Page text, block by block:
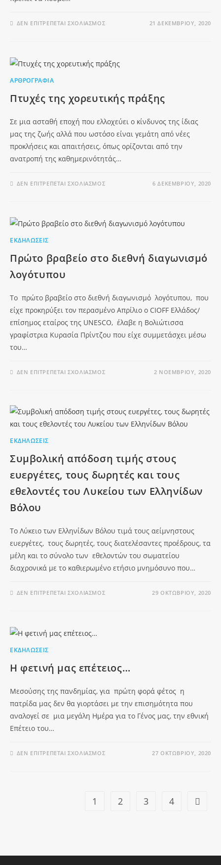
ΔΕΝ ΕΠΙΤΡΈΠΕΤΑΙ ΣΧΟΛΙΑΣΜΌΣ 21 ΔΕΚΕΜΒΡΊΟΥ, 2020
ΑΡΘΡΟΓΡΑΦΊΑ
Πτυχές της χορευτικής πράξης
Σε μια ασταθή εποχή που ελλοχεύει ο κίνδυνος της ίδιας
μας της ζωής αλλά που ωστόσο είναι γεμάτη από νέες
προκλήσεις και απαιτήσεις, όπως ορίζονται από την
ανατροπή της καθημερινότητάς…
ΔΕΝ ΕΠΙΤΡΈΠΕΤΑΙ ΣΧΟΛΙΑΣΜΌΣ 6 ΔΕΚΕΜΒΡΊΟΥ, 2020
ΕΚΔΗΛΏΣΕΙΣ
Πρώτο βραβείο στο διεθνή διαγωνισμό
λογότυπου
To πρώτο βραβείο στο διεθνή διαγωνισμό λογότυπου, που
είχε προκηρύξει τον περασμένο Απρίλιο ο CIOFF Ελλάδος/
επίσημος εταίρος της UNESCO, έλαβε η Βολιώτισσα
γραφίστρια Κυρασία Πρίντζου που είχε συμμετάσχει μέσω
του…
ΔΕΝ ΕΠΙΤΡΈΠΕΤΑΙ ΣΧΟΛΙΑΣΜΌΣ 2 ΝΟΕΜΒΡΊΟΥ, 2020
ΕΚΔΗΛΏΣΕΙΣ
Συμβολική απόδοση τιμής στους
ευεργέτες, τους δωρητές και τους
εθελοντές του Λυκείου των Ελληνίδων
Βόλου
To Λύκειο των Ελληνίδων Βόλου τιμά τους αείμνηστους
ευεργέτες, τους δωρητές, τους διατελέσαντες προέδρους, τα
μέλη και το σύνολο των εθελοντών του σωματείου
διαχρονικά με το καθιερωμένο ετήσιο μνημόσυνο που…
ΔΕΝ ΕΠΙΤΡΈΠΕΤΑΙ ΣΧΟΛΙΑΣΜΌΣ 29 ΟΚΤΩΒΡΊΟΥ, 2020
ΕΚΔΗΛΏΣΕΙΣ
Η φετινή μας επέτειος…
Μεσούσης της πανδημίας, για πρώτη φορά φέτος η
πατρίδα μας δεν θα γιορτάσει με την επισημότητα που
αναλογεί σε μια μεγάλη Ημέρα για το Γένος μας, την εθνική
Επέτειο του…
ΔΕΝ ΕΠΙΤΡΈΠΕΤΑΙ ΣΧΟΛΙΑΣΜΌΣ 27 ΟΚΤΩΒΡΊΟΥ, 2020
1 2 3 4